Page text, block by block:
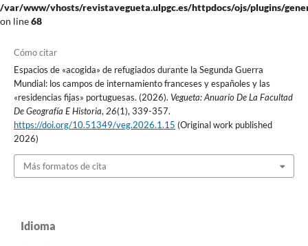
/var/www/vhosts/revistavegueta.ulpgc.es/httpdocs/ojs/plugins/
on line68
Cómo citar
Espacios de «acogida» de refugiados durante la Segunda Guerra
Mundial: los campos de internamiento franceses y españoles y las
«residencias fijas» portuguesas. (2026). Vegueta: Anuario De La Facultad
De Geografía E Historia, 26(1), 339-357.
https://doi.org/10.51349/veg.2026.1.15 (Original work published
2026)
Más formatos de cita
Idioma